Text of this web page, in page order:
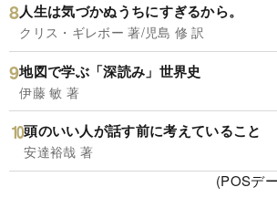
人生は気づかぬうちにすぎるから。
クリス・ギレボー 著/児島 修 訳
地図で学ぶ「深読み」世界史
伊藤 敏 著
頭のいい人が話す前に考えていること
安達裕哉 著
(POSデ